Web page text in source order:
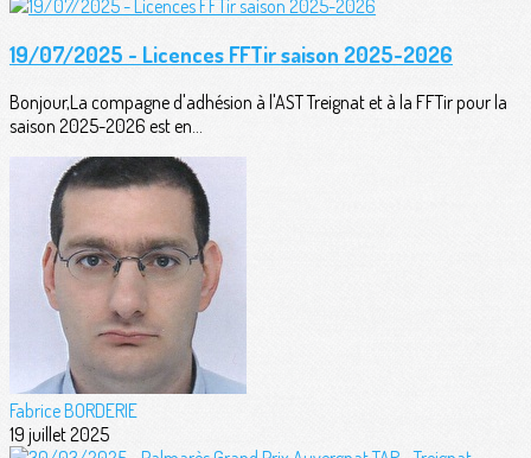
19/07/2025 - Licences FFTir saison 2025-2026
Bonjour,La compagne d'adhésion à l'AST Treignat et à la FFTir pour la
saison 2025-2026 est en...
Fabrice BORDERIE
19 juillet 2025